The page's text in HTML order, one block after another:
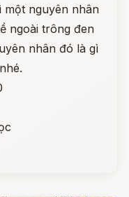
nguyên nhân
ngoài trông đen
nhân đó là gì